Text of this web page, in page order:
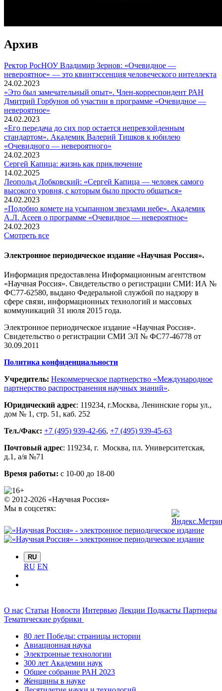
Архив
Ректор РосНОУ Владимир Зернов: «Очевидное —
невероятное» — это квинтэссенция человеческого интеллекта
24.02.2023
«Это был замечательный опыт». Член-корреспондент РАН
Дмитрий Горбунов об участии в программе «Очевидное —
невероятное»
24.02.2023
«Его передача до сих пор остается непревзойденным
стандартом». Академик Валерий Тишков к юбилею
«Очевидного — невероятного»
24.02.2023
Сергей Капица: жизнь как приключение
14.02.2025
Леопольд Лобковский: «Сергей Капица — человек самого
высокого уровня, с которым было просто общаться»
24.02.2023
«Подобно комете на усыпанном звездами небе». Академик
А.Л. Асеев о программе «Очевидное — невероятное»
24.02.2023
Смотреть все
Электронное периодическое издание «Научная Россия».
Информация предоставлена Информационным агентством
«Научная Россия». Свидетельство о регистрации СМИ: ИА №
ФС77-62580, выдано Федеральной службой по надзору в
сфере связи, информационных технологий и массовых
коммуникаций 31 июля 2015 года.
Электронное периодическое издание «Научная Россия».
Свидетельство о регистрации СМИ ЭЛ № ФС77-46778 от
30.09.2011
Политика конфиденциальности
Учредитель: Некоммерческое партнерство «Международное
партнерство распространения научных знаний».
Юридический адрес: 119234, г.Москва, Ленинские горы ул.,
дом № 1, стр. 51 , каб. 252
Тел./Факс: +7 (495) 939-42-66, +7 (495) 939-45-63
Почтовый адрес: 119234, г. Москва, пл. Университетская,
д.1 , а/я №71
Время работы: с 10-00 до 18-00
© 2012-2026 «Научная Россия»
Мы в соцсетях:
RU
RU EN
О нас Статьи Новости Интервью Лекции Подкасты Партнеры
Тематические рубрики
80 лет Победы: страницы истории
Авиационная наука
Электронные технологии
300 лет Академии наук
Общее собрание РАН 2023
Женщины в науке